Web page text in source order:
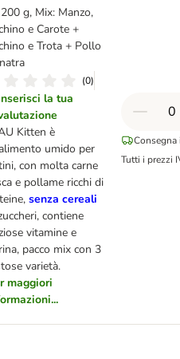
g, Mix: Manzo,
e Carote +
e Trota + Pollo
(0)
la tua
Kitten è
umido per
con molta carne
e pollame ricchi di
senza cereali
contiene
vitamine e
pacco mix con 3
varietà.
maggiori
Tutti i prezzi